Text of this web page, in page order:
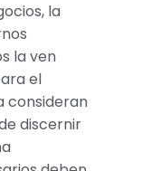
la
la ven
el
consideran
discernir